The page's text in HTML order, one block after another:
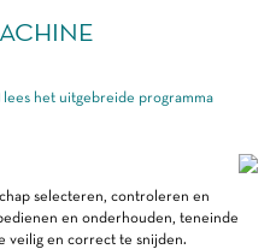
lees het uitgebreide programma
selecteren, controleren en
en onderhouden, teneinde
veilig en correct te snijden.